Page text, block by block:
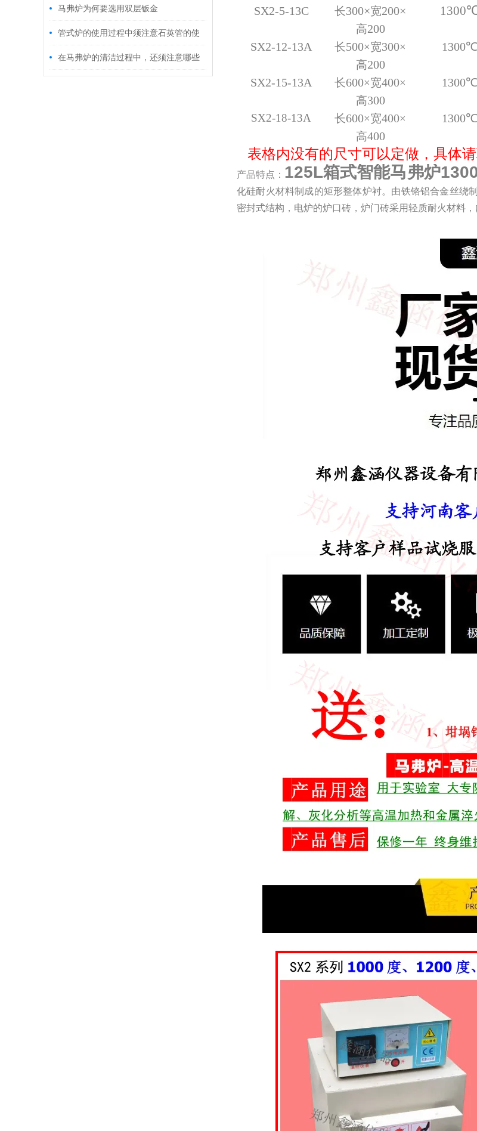
不要错过了
马弗炉为何要选用双层钣金
管式炉的使用过程中须注意石英管的使
用和维护
在马弗炉的清洁过程中，还须注意哪些
SX2-5-13C 长300×宽200×
高200
1300
SX2-12-13A 长500×宽300×
高200
1300℃
SX2-15-13A 长600×宽400×
高300
1300℃
SX2-18-13A 长600×宽400×
高400
1300℃
表格内没有的尺寸可以定做，具体请
产品特点： 125L箱式智能马弗炉
化硅耐火材料制成的矩形整体炉衬。由铁铬铝合金丝绕
密封式结构，电炉的炉口砖，炉门砖采用轻质耐火材料